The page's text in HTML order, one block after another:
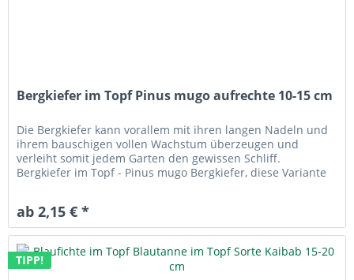
Bergkiefer im Topf Pinus mugo aufrechte 10-15 cm
Die Bergkiefer kann vorallem mit ihren langen Nadeln und
ihrem bauschigen vollen Wachstum überzeugen und
verleiht somit jedem Garten den gewissen Schliff.
Bergkiefer im Topf - Pinus mugo Bergkiefer, diese Variante
ab 2,15 € *
TIPP!